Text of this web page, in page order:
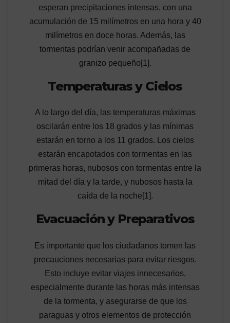
esperan precipitaciones intensas, con una
acumulación de 15 milímetros en una hora y 40
milímetros en doce horas. Además, las
tormentas podrían venir acompañadas de
granizo pequeño[1].
Temperaturas y Cielos
A lo largo del día, las temperaturas máximas
oscilarán entre los 18 grados y las mínimas
estarán en torno a los 11 grados. Los cielos
estarán encapotados con tormentas en las
primeras horas, nubosos con tormentas entre la
mitad del día y la tarde, y nubosos hasta la
caída de la noche[1].
Evacuación y Preparativos
Es importante que los ciudadanos tomen las
precauciones necesarias para evitar riesgos.
Esto incluye evitar viajes innecesarios,
especialmente durante las horas más intensas
de la tormenta, y asegurarse de que los
paraguas y otros elementos de protección